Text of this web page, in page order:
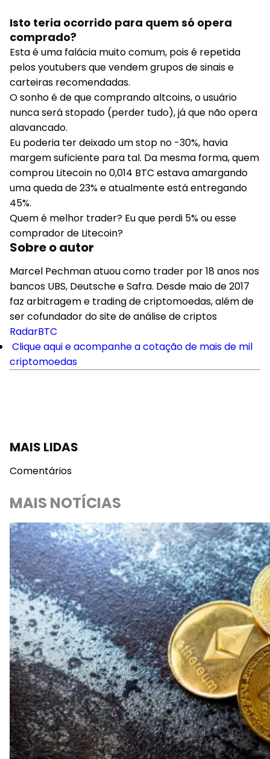
Isto teria ocorrido para quem só opera
comprado?
Esta é uma falácia muito comum, pois é repetida
pelos youtubers que vendem grupos de sinais e
carteiras recomendadas.
O sonho é de que comprando altcoins, o usuário
nunca será stopado (perder tudo), já que não opera
alavancado.
Eu poderia ter deixado um stop no -30%, havia
margem suficiente para tal. Da mesma forma, quem
comprou Litecoin no 0,014 BTC estava amargando
uma queda de 23% e atualmente está entregando
45%.
Quem é melhor trader? Eu que perdi 5% ou esse
comprador de Litecoin?
Sobre o autor
Marcel Pechman atuou como trader por 18 anos nos
bancos UBS, Deutsche e Safra. Desde maio de 2017
faz arbitragem e trading de criptomoedas, além de
ser cofundador do site de análise de criptos
RadarBTC
Clique aqui e acompanhe a cotação de mais de mil
criptomoedas
MAIS LIDAS
Comentários
MAIS NOTÍCIAS